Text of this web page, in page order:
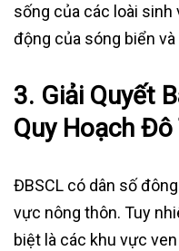
sống của các loài
động của sóng biển
3. Giải Quyết
Quy Hoạch Đô
ĐBSCL có dân số
vực nông thôn. Tuy
biệt là các khu vực